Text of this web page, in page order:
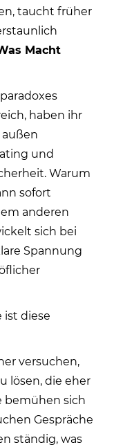
taucht früher
Macht
haben ihr
und
Warum
sofort
anderen
sich bei
Spannung
ist diese
versuchen,
lösen, die eher
bemühen sich
Gespräche
ständig, was